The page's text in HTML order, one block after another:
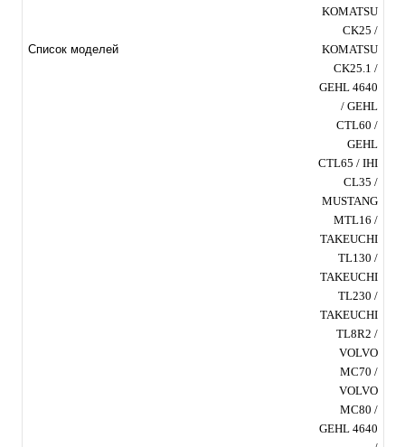
Список моделей
KOMATSU
CK25 /
KOMATSU
CK25.1 /
GEHL 4640
/ GEHL
CTL60 /
GEHL
CTL65 / IHI
CL35 /
MUSTANG
MTL16 /
TAKEUCHI
TL130 /
TAKEUCHI
TL230 /
TAKEUCHI
TL8R2 /
VOLVO
MC70 /
VOLVO
MC80 /
GEHL 4640